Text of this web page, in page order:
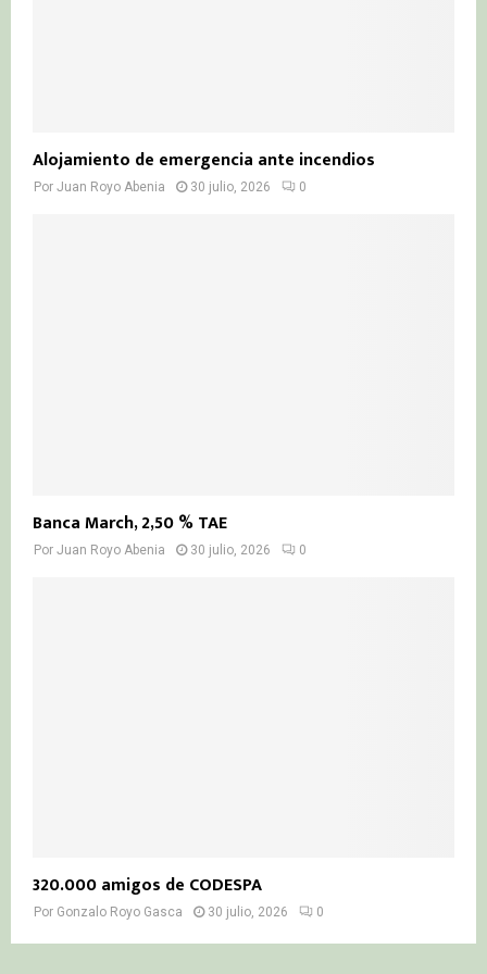
Alojamiento de emergencia ante incendios
Por Juan Royo Abenia 30 julio, 2026 0
Banca March, 2,50 % TAE
Por Juan Royo Abenia 30 julio, 2026 0
320.000 amigos de CODESPA
Por Gonzalo Royo Gasca 30 julio, 2026 0